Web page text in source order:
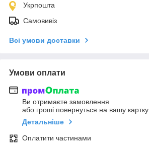
Укрпошта
Самовивіз
Всі умови доставки
Умови оплати
Ви отримаєте замовлення
або гроші повернуться на вашу картку
Детальніше
Оплатити частинами